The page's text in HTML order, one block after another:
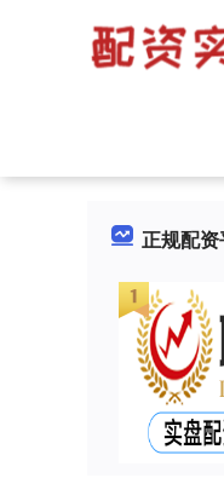
正规配